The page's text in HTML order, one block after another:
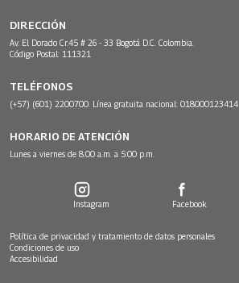
DIRECCIÓN
Av. El Dorado Cr.45 # 26 - 33 Bogotá D.C. Colombia.
Código Postal: 111321
TELÉFONOS
(+57) (601) 2200700. Línea gratuita nacional: 018000123414
HORARIO DE ATENCIÓN
Lunes a viernes de 8:00 a.m. a 5:00 p.m.
Instagram Facebook
Política de privacidad y tratamiento de datos personales
Condiciones de uso
Accesibilidad